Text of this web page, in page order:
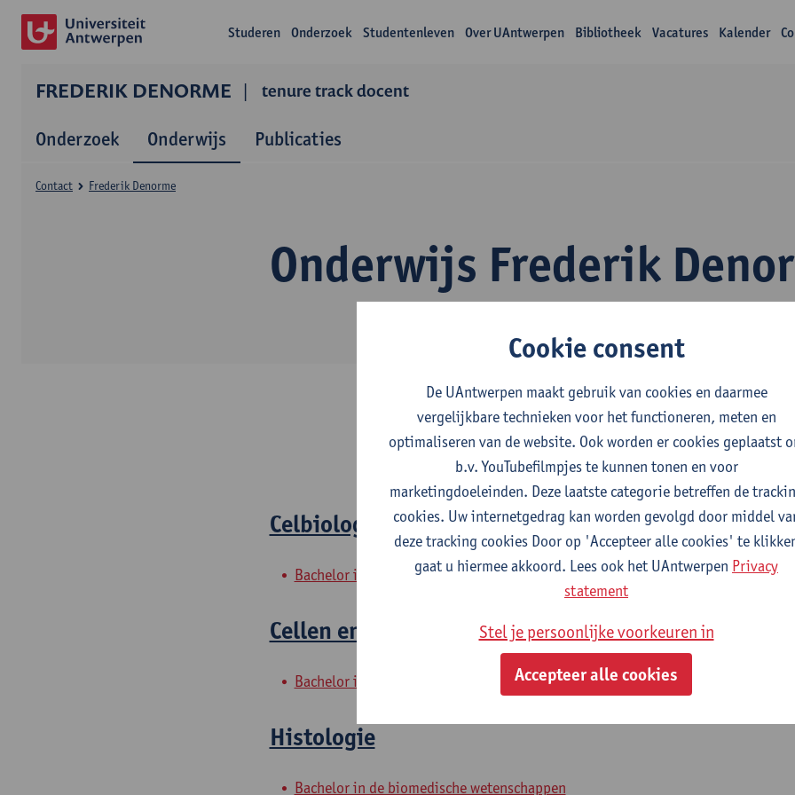
Studeren Onderzoek Studentenleven Over UAntwerpen Bibliotheek Vacatures Kalender
FREDERIK DENORME tenure track docent
Onderzoek Onderwijs Publicaties
Onderwijs Frederik
Contact Frederik Denorme
2026-2027 2025-2026
Celbiologie en histologie
Bachelor in de farmaceutische wetenschappen
Cellen en weefsels
Bachelor in de biochemie en biotechnologie
Histologie
Bachelor in de biomedische wetenschappen
Cookie consent
De UAntwerpen maakt gebruik van cookies en daarmee
vergelijkbare technieken voor het functioneren, meten en
optimaliseren van de website. Ook worden er cookies geplaatst
b.v. YouTubefilmpjes te kunnen tonen en voor
marketingdoeleinden. Deze laatste categorie betreffen de
cookies. Uw internetgedrag kan worden gevolgd door middel
deze tracking cookies Door op 'Accepteer alle cookies' te
gaat u hiermee akkoord. Lees ook het UAntwerpen Privacy
statement
Stel je persoonlijke voorkeuren in
Accepteer alle cookies